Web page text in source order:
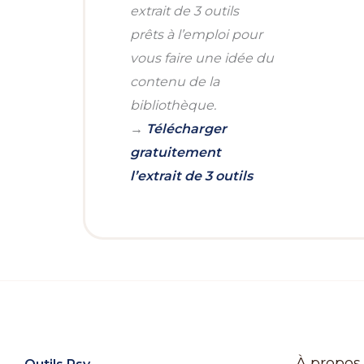
extrait de 3 outils
prêts à l’emploi pour
vous faire une idée du
contenu de la
bibliothèque.
→ Télécharger
gratuitement
l’extrait de 3 outils